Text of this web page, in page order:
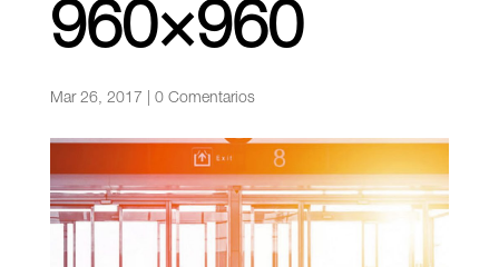
960×960
Mar 26, 2017 0 Comentarios